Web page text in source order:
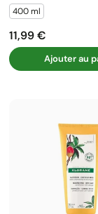
400 ml
Prix
11,99 €
Ajouter au